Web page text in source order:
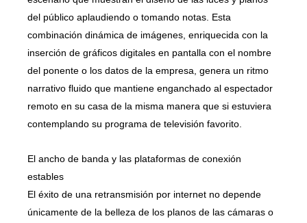
del público aplaudiendo o tomando notas. Esta
combinación dinámica de imágenes, enriquecida con la
inserción de gráficos digitales en pantalla con el nombre
del ponente o los datos de la empresa, genera un ritmo
narrativo fluido que mantiene enganchado al espectador
remoto en su casa de la misma manera que si estuviera
contemplando su programa de televisión favorito.
El ancho de banda y las plataformas de conexión
estables
El éxito de una retransmisión por internet no depende
únicamente de la belleza de los planos de las cámaras o